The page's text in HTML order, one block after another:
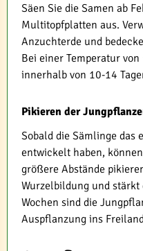
Säen Sie die Samen ab
Multitopfplatten aus.
Anzuchterde und
Bei einer Temperatur
innerhalb von 10-14
Pikieren der
Sobald die Sämlinge das
entwickelt haben,
größere Abstände
Wurzelbildung und
Wochen sind die
Auspflanzung ins